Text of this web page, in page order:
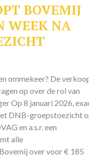
BOVEMIJ
WEEK NA
ommekeer? De
op over de rol van
Op 8 januari 2026,
DNB-groepstoezicht
en a.s.r. een
alle
over voor € 185